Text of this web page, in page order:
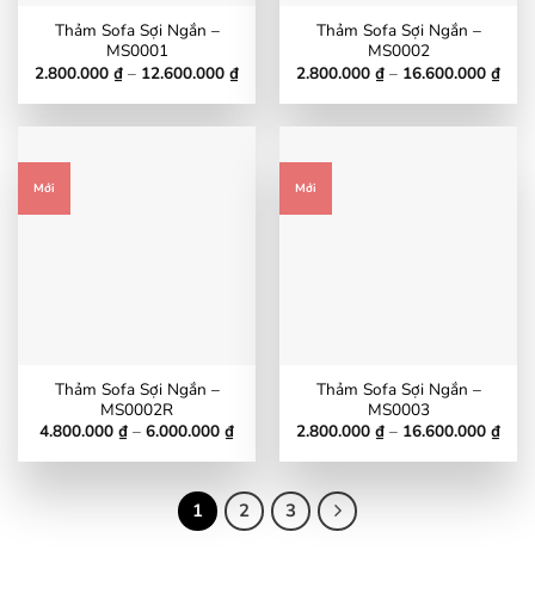
Thảm Sofa Sợi Ngắn –
MS0001
2.800.000 ₫ – 12.600.000 ₫Khoảng
từ
Thảm Sofa Sợi Ngắn –
MS0002
2.800.000 ₫ – 16.600.000 ₫
từ
Mới
Thảm Sofa Sợi Ngắn –
MS0002R
4.800.000 ₫ – 6.000.000 ₫Khoảng
từ
đến
6.000.000 ₫
Mới
Thảm Sofa Sợi Ngắn –
MS0003
2.800.000 ₫ – 16.600.000 ₫
từ
1 2 3